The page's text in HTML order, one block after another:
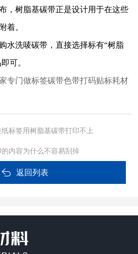
，树脂基碳带正是设计用于在这些
着。
水洗唛碳带，直接选择标有“树脂
可。
专门做标签碳带色带打码贴标耗材
标签用树脂基碳带打印不上
内容为什么不容易刮掉
返回列表